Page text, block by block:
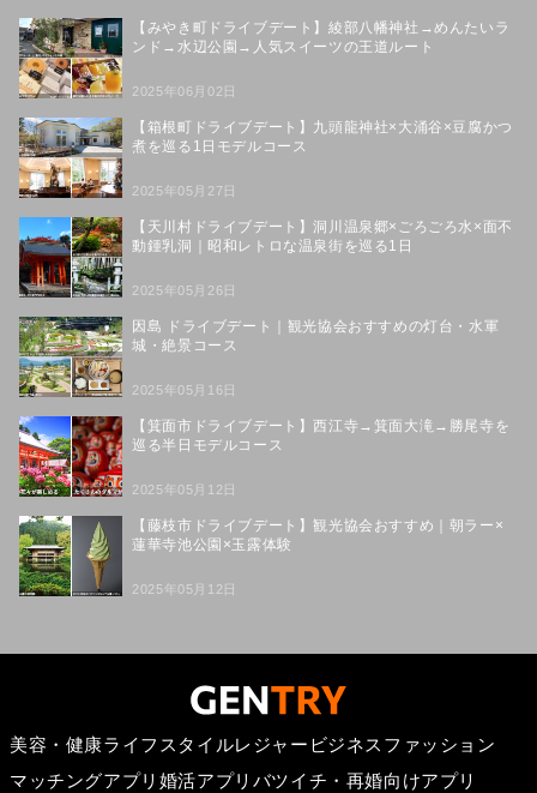
【みやき町ドライブデート】綾部八幡神社→めんたいラ
ンド→水辺公園→人気スイーツの王道ルート
2025年06月02日
【箱根町ドライブデート】九頭龍神社×大涌谷×豆腐かつ
煮を巡る1日モデルコース
2025年05月27日
【天川村ドライブデート】洞川温泉郷×ごろごろ水×面不
動鍾乳洞｜昭和レトロな温泉街を巡る1日
2025年05月26日
因島 ドライブデート｜観光協会おすすめの灯台・水軍
城・絶景コース
2025年05月16日
【箕面市ドライブデート】西江寺→箕面大滝→勝尾寺を
巡る半日モデルコース
2025年05月12日
【藤枝市ドライブデート】観光協会おすすめ｜朝ラー×
蓮華寺池公園×玉露体験
2025年05月12日
美容・健康ライフスタイルレジャー ビジネス ファッション
マッチングアプリ 婚活アプリ バツイチ・再婚向けアプリ